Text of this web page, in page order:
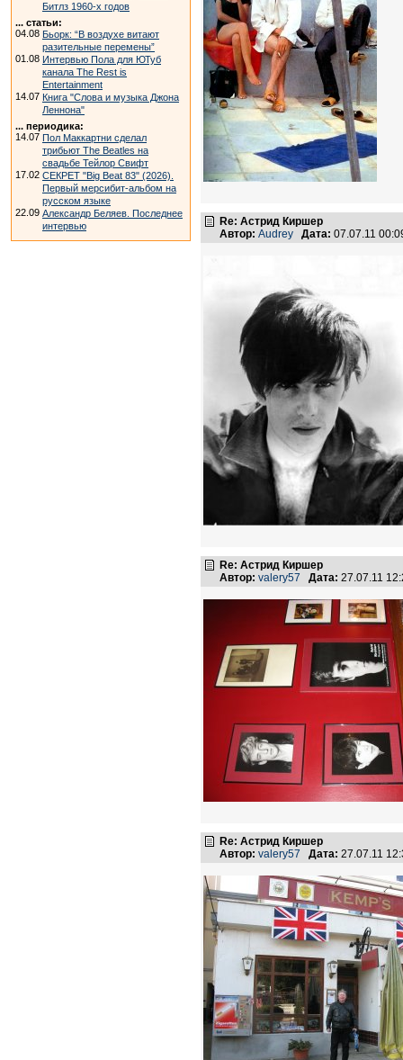
Битлз 1960-х годов
... статьи:
04.08 Бьорк: “В воздухе витают
разительные перемены”
01.08 Интервью Пола для ЮТуб
канала The Rest is
Entertainment
14.07 Книга "Слова и музыка Джона
Леннона"
... периодика:
14.07 Пол Маккартни сделал
трибьют The Beatles на
свадьбе Тейлор Свифт
17.02 СЕКРЕТ "Big Beat 83" (2026).
Первый мерсибит-альбом на
русском языке
22.09 Александр Беляев. Последнее
интервью
Re: Астрид Киршер
Автор: Audrey Дата: 07.07.11
Re: Астрид Киршер
Автор: valery57 Дата: 27.07.11
Re: Астрид Киршер
Автор: valery57 Дата: 27.07.11